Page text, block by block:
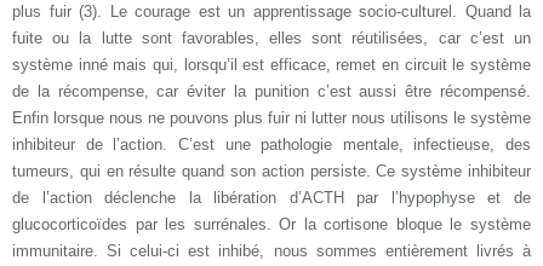
plus fuir (3). Le courage est un apprentissage socio-culturel. Quand la
fuite ou la lutte sont favorables, elles sont réutilisées, car c’est un
système inné mais qui, lorsqu’il est efficace, remet en circuit le système
de la récompense, car éviter la punition c’est aussi être récompensé.
Enfin lorsque nous ne pouvons plus fuir ni lutter nous utilisons le système
inhibiteur de l’action. C’est une pathologie mentale, infectieuse, des
tumeurs, qui en résulte quand son action persiste. Ce système inhibiteur
de l’action déclenche la libération d’ACTH par l’hypophyse et de
glucocorticoïdes par les surrénales. Or la cortisone bloque le système
immunitaire. Si celui-ci est inhibé, nous sommes entièrement livrés à